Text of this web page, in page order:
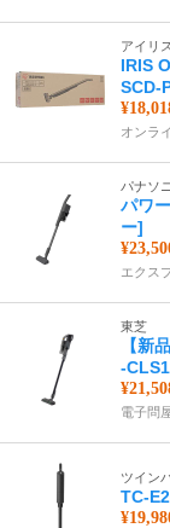
アイリ
IRIS
SCD-
オンラ
パナソ
パワ
ー]
エクス
東芝
【新
-
電子問
ツイン
TC-